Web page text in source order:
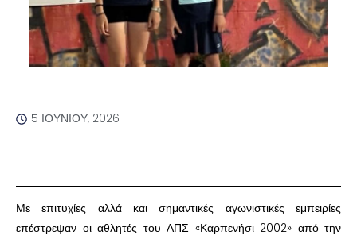
5 ΙΟΥΝΊΟΥ, 2026
Με επιτυχίες αλλά και σημαντικές αγωνιστικές εμπειρίες
επέστρεψαν οι αθλητές του ΑΠΣ «Καρπενήσι 2002» από την